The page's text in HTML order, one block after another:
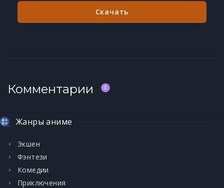
Скачать
Комментарии 0
Жанры аниме
Экшен
Фэнтези
Комедии
Приключения